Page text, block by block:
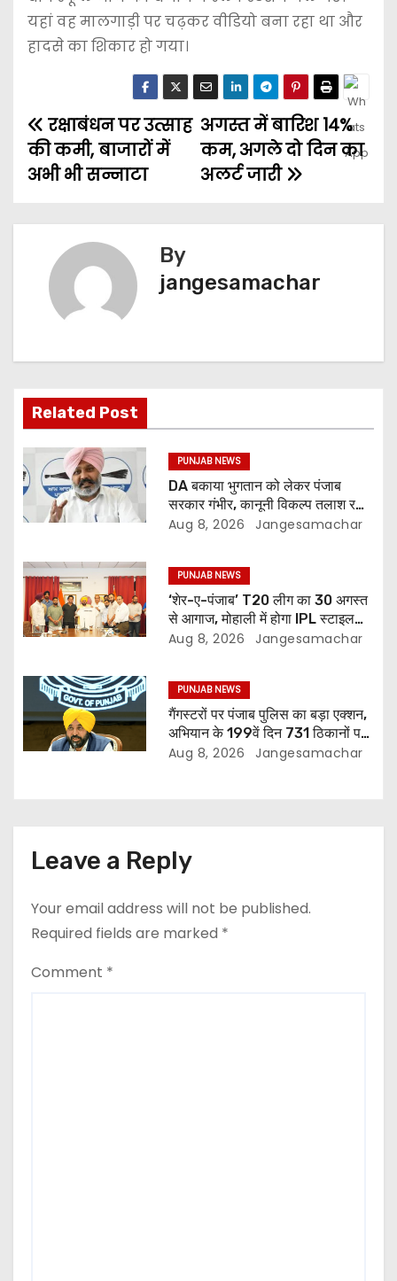
यहां वह मालगाड़ी पर चढ़कर वीडियो बना रहा था और
हादसे का शिकार हो गया।
अगस्त में बारिश 14%
कम, अगले दो दिन का
अलर्ट जारी
रक्षाबंधन पर उत्साह
की कमी, बाजारों में
अभी भी सन्नाटा
By
jangesamachar
Related Post
PUNJAB NEWS
DA बकाया भुगतान को लेकर पंजाब
सरकार गंभीर, कानूनी विकल्प तलाश रही:
वित्त मंत्री; 27 अगस्त की हड़ताल की
Aug 8, 2026 Jangesamachar
PUNJAB NEWS
‘शेर-ए-पंजाब’ T20 लीग का 30 अगस्त
से आगाज, मोहाली में होगा IPL स्टाइल
क्रिकेट का रोमांच
Aug 8, 2026 Jangesamachar
PUNJAB NEWS
गैंगस्टरों पर पंजाब पुलिस का बड़ा एक्शन,
अभियान के 199वें दिन 731 ठिकानों पर
छापेमारी; 429 गिरफ्तार
Aug 8, 2026 Jangesamachar
Leave a Reply
Your email address will not be published.
Required fields are marked *
Comment *